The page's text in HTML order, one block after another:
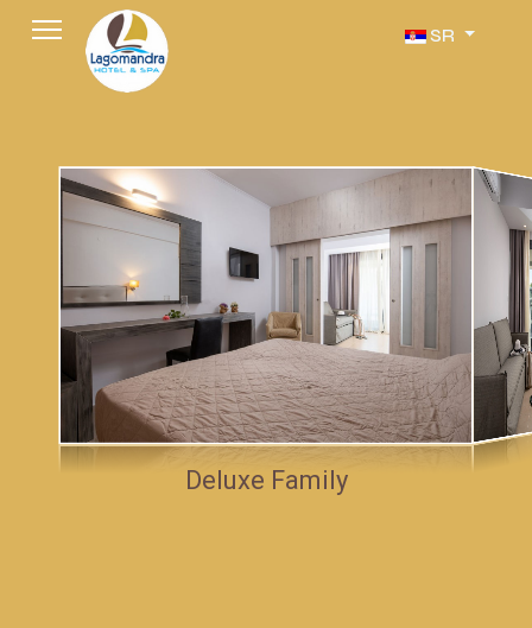
Izaberite vaš
SR
Deluxe Family